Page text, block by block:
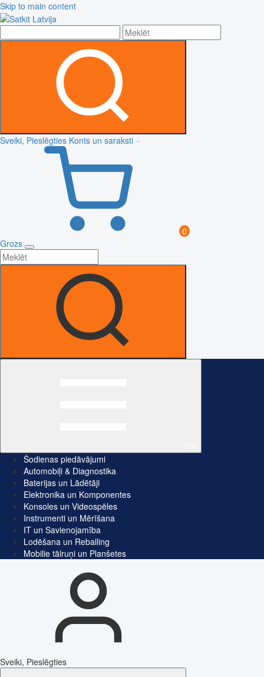
Skip to main content
Sveiki, Pieslēgties Konts un saraksti
0
Grozs
Šodienas piedāvājumi
Automobiļi & Diagnostika
Baterijas un Lādētāji
Elektronika un Komponentes
Konsoles un Videospēles
Instrumenti un Mērīšana
IT un Savienojamība
Lodēšana un Reballing
Mobilie tālruņi un Planšetes
Sveiki, Pieslēgties